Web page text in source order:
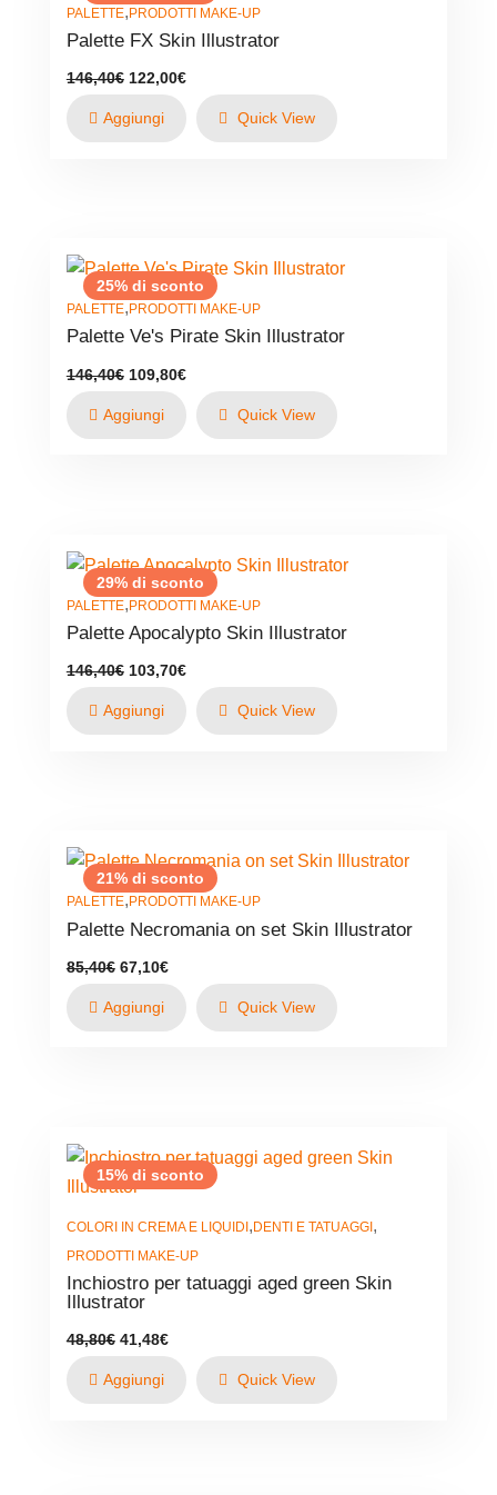
PALETTE,PRODOTTI MAKE-UP
Palette FX Skin Illustrator
146,40€ Il
era:
122,00€Il
Aggiungi Quick View
25% di sconto
PALETTE, PRODOTTI MAKE-UP
Palette Ve's Pirate Skin Illustrator
146,40€ Il
prezzo
era:
109,80€Il
Aggiungi Quick View
29% di sconto
PALETTE,PRODOTTI MAKE-UP
Palette Apocalypto Skin Illustrator
146,40€ Il
era:
103,70€Il
Aggiungi Quick View
21% di sconto
PALETTE, PRODOTTI MAKE-UP
Palette Necromania on set Skin Illustrator
85,40€ Il
era:
67,10€Il
Aggiungi Quick View
15% di sconto
COLORI IN CREMA E LIQUIDI , DENTI E TATUAGGI,
PRODOTTI MAKE-UP
Inchiostro per tatuaggi aged green Skin
Illustrator
48,80€ Il
originale
era:
41,48€Il
Aggiungi Quick View